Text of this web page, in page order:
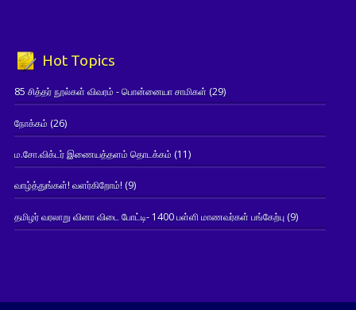
Hot Topics
85 சித்தர் நூல்கள் விவரம் - பொன்னையா சாமிகள் (29)
நோக்கம் (26)
ம.சோ.விக்டர் இணையத்தளம் தொடக்கம் (11)
வாழ்த்துங்கள்! வளர்கிறோம்! (9)
தமிழர் வரலாறு வினா விடை போட்டி- 1400 பள்ளி மாணவர்கள் பங்கேற்பு(9)